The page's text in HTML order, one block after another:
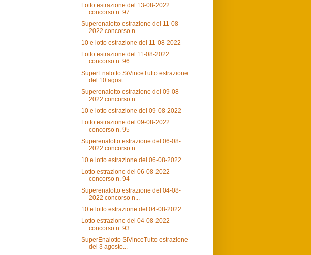
Lotto estrazione del 13-08-2022
concorso n. 97
Superenalotto estrazione del 11-08-
2022 concorso n...
10 e lotto estrazione del 11-08-2022
Lotto estrazione del 11-08-2022
concorso n. 96
SuperEnalotto SiVinceTutto estrazione
del 10 agost...
Superenalotto estrazione del 09-08-
2022 concorso n...
10 e lotto estrazione del 09-08-2022
Lotto estrazione del 09-08-2022
concorso n. 95
Superenalotto estrazione del 06-08-
2022 concorso n...
10 e lotto estrazione del 06-08-2022
Lotto estrazione del 06-08-2022
concorso n. 94
Superenalotto estrazione del 04-08-
2022 concorso n...
10 e lotto estrazione del 04-08-2022
Lotto estrazione del 04-08-2022
concorso n. 93
SuperEnalotto SiVinceTutto estrazione
del 3 agosto...